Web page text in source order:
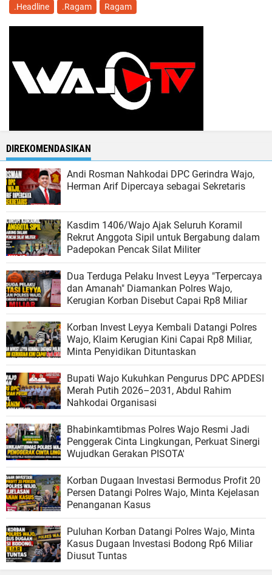
.Headline .Ragam Ragam
DIREKOMENDASIKAN
Andi Rosman Nahkodai DPC Gerindra Wajo,
Herman Arif Dipercaya sebagai Sekretaris
Kasdim 1406/Wajo Ajak Seluruh Koramil
Rekrut Anggota Sipil untuk Bergabung dalam
Padepokan Pencak Silat Militer
Dua Terduga Pelaku Invest Leyya "Terpercaya
dan Amanah" Diamankan Polres Wajo,
Kerugian Korban Disebut Capai Rp8 Miliar
Korban Invest Leyya Kembali Datangi Polres
Wajo, Klaim Kerugian Kini Capai Rp8 Miliar,
Minta Penyidikan Dituntaskan
Bupati Wajo Kukuhkan Pengurus DPC APDESI
Merah Putih 2026–2031, Abdul Rahim
Nahkodai Organisasi
Bhabinkamtibmas Polres Wajo Resmi Jadi
Penggerak Cinta Lingkungan, Perkuat Sinergi
Wujudkan Gerakan PISOTA'
Korban Dugaan Investasi Bermodus Profit 20
Persen Datangi Polres Wajo, Minta Kejelasan
Penanganan Kasus
Puluhan Korban Datangi Polres Wajo, Minta
Kasus Dugaan Investasi Bodong Rp6 Miliar
Diusut Tuntas